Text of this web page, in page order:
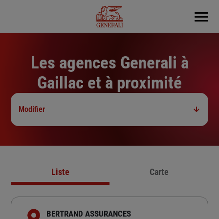
Menu
Les agences Generali à
Gaillac et à proximité
Modifier
Liste Carte
BERTRAND ASSURANCES